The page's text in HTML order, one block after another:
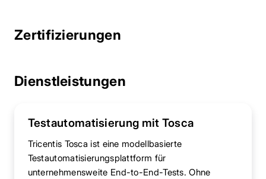
Zertifizierungen
Dienstleistungen
Testautomatisierung mit Tosca
Tricentis Tosca ist eine modellbasierte
Testautomatisierungsplattform für
unternehmensweite End-to-End-Tests. Ohne